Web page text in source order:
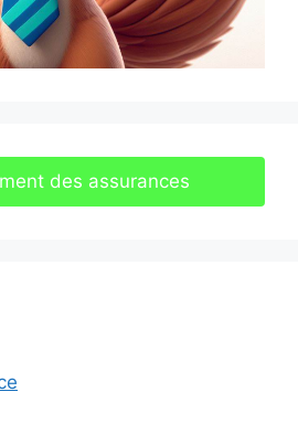
des assurances